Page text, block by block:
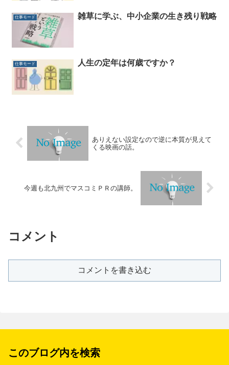
仕事モード 雑草に学ぶ、中小企業の生き残り戦略
仕事モード 人生の定年は何歳ですか？
ありえない設定なので逆に本質が見えて
くる映画の話。
今週も北九州でマスコミＰＲの講師。
コメント
コメントを書き込む
このブログ内を検索